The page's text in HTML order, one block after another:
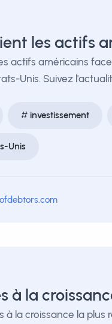
les actifs
actifs américains
Unis. Suivez
investissement
Unis
à la
à la croissance la